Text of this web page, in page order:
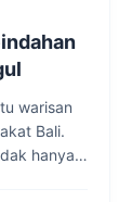
warisan
Bali.
hanya